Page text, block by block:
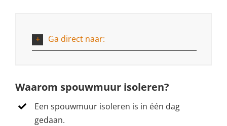
Ga direct naar:
Waarom spouwmuur isoleren?
Een spouwmuur isoleren is in één dag
gedaan.